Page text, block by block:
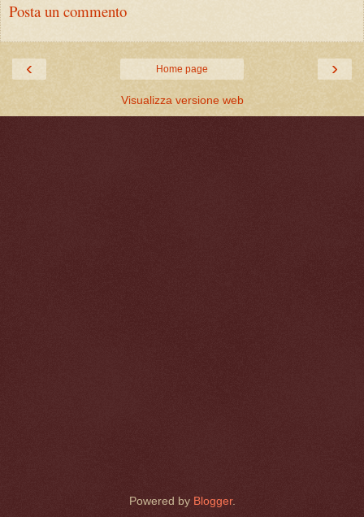
Posta un commento
‹ ›
Home page
Visualizza versione web
Powered by Blogger.